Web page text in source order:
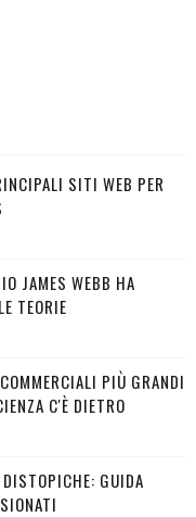
SITI WEB PER
JAMES WEBB HA
TEORIE
PIÙ GRANDI
C'È DIETRO
GUIDA